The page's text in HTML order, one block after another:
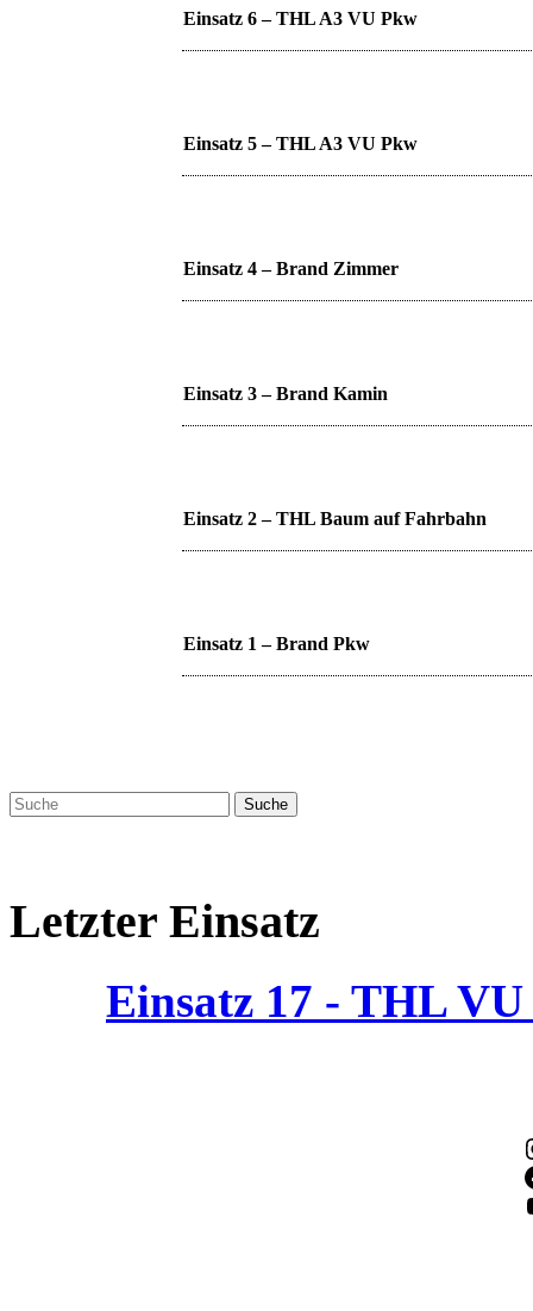
Einsatz 6 – THL A3 VU Pkw
Einsatz 5 – THL A3 VU Pkw
Einsatz 4 – Brand Zimmer
Einsatz 3 – Brand Kamin
Einsatz 2 – THL Baum auf Fahrbahn
Einsatz 1 – Brand Pkw
Letzter Einsatz
Einsatz 17 - THL